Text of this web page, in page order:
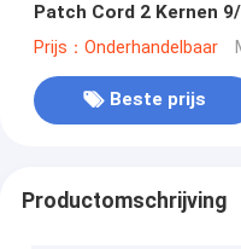
Patch Cord 2 Kernen
Prijs：Onderhandelbaar
Beste prijs
Productomschrijving